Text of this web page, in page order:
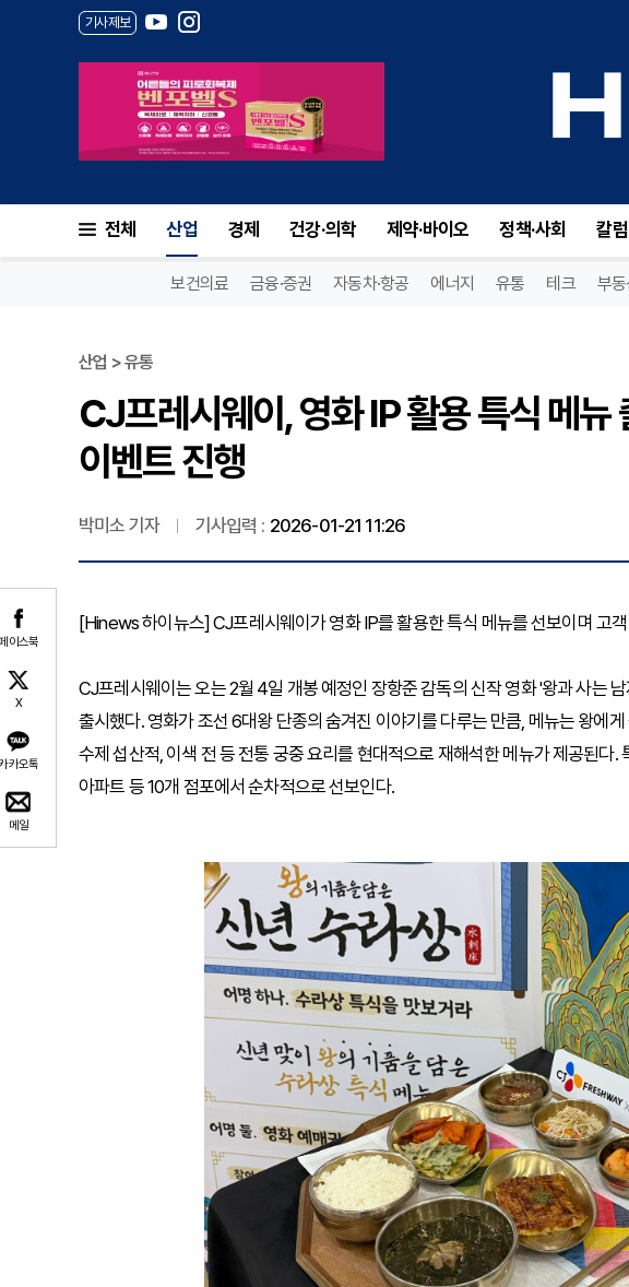
기사제보
전체 산업 경제 건강·의학 제약·바이오 정책·사회 칼
보건의료 금융·증권 자동차·항공 에너지 유통 테크 부동
이스북
X
카오톡
메일
산업 > 유통
CJ프레시웨이, 영화 IP 활용 특식 메
이벤트 진행
박미소 기자 기사입력 : 2026-01-21 11:26
[Hinews 하이뉴스] CJ프레시웨이가 영화 IP를 활용한 특식 메뉴를 선보이며 고
CJ프레시웨이는 오는 2월 4일 개봉 예정인 장항준 감독의 신작 영화 '왕과 사는
출시했다. 영화가 조선 6대왕 단종의 숨겨진 이야기를 다루는 만큼, 메뉴는 왕에게
수제 섭산적, 이색 전 등 전통 궁중 요리를 현대적으로 재해석한 메뉴가 제공된다
아파트 등 10개 점포에서 순차적으로 선보인다.